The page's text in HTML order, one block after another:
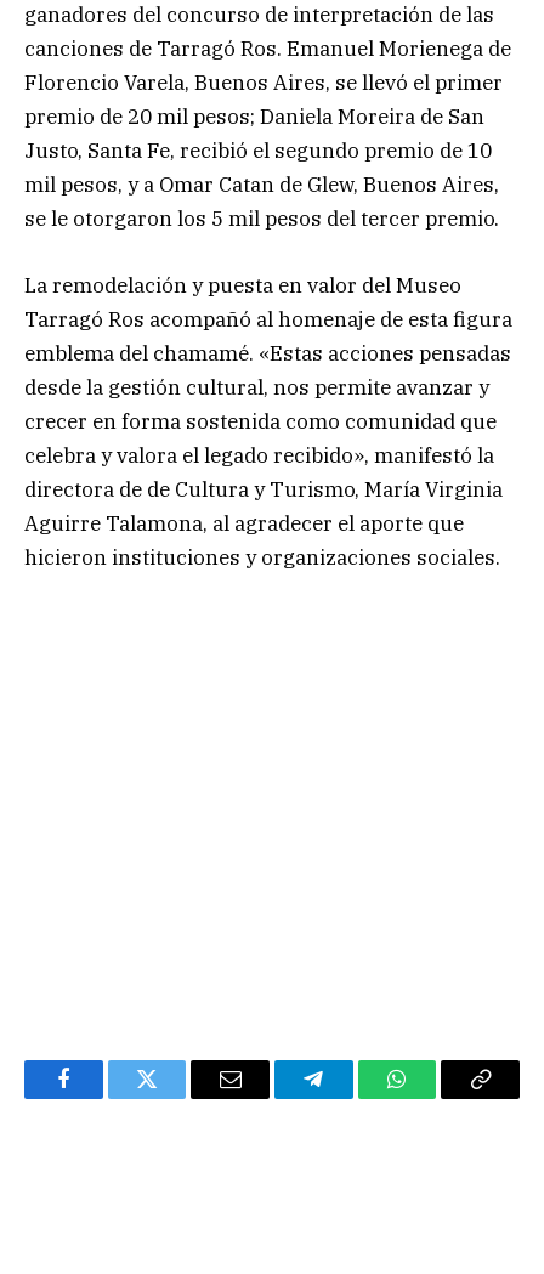
ganadores del concurso de interpretación de las
canciones de Tarragó Ros. Emanuel Morienega de
Florencio Varela, Buenos Aires, se llevó el primer
premio de 20 mil pesos; Daniela Moreira de San
Justo, Santa Fe, recibió el segundo premio de 10
mil pesos, y a Omar Catan de Glew, Buenos Aires,
se le otorgaron los 5 mil pesos del tercer premio.
La remodelación y puesta en valor del Museo
Tarragó Ros acompañó al homenaje de esta figura
emblema del chamamé. «Estas acciones pensadas
desde la gestión cultural, nos permite avanzar y
crecer en forma sostenida como comunidad que
celebra y valora el legado recibido», manifestó la
directora de de Cultura y Turismo, María Virginia
Aguirre Talamona, al agradecer el aporte que
hicieron instituciones y organizaciones sociales.
FacebookTwitter Email TelegramWhatsAppCopy